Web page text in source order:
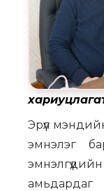
Эрүүл
эмнэлэг
амьдардаг